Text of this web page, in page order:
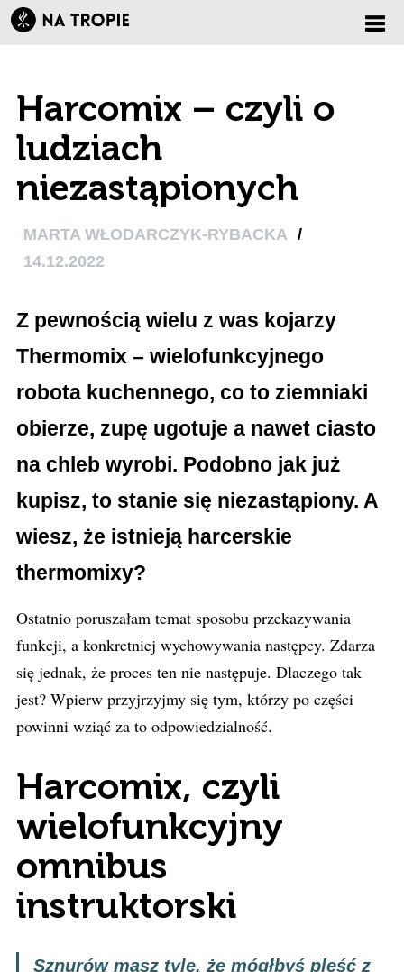
Harcomix – czyli o
ludziach
niezastąpionych
MARTA WŁODARCZYK-RYBACKA /
14.12.2022
Z pewnością wielu z was kojarzy
Thermomix – wielofunkcyjnego
robota kuchennego, co to ziemniaki
obierze, zupę ugotuje a nawet ciasto
na chleb wyrobi. Podobno jak już
kupisz, to stanie się niezastąpiony. A
wiesz, że istnieją harcerskie
thermomixy?
Ostatnio poruszałam temat sposobu przekazywania
funkcji, a konkretniej wychowywania następcy. Zdarza
się jednak, że proces ten nie następuje. Dlaczego tak
jest? Wpierw przyjrzyjmy się tym, którzy po części
powinni wziąć za to odpowiedzialność.
Harcomix, czyli
wielofunkcyjny
omnibus
instruktorski
Sznurów masz tyle, że mógłbyś pleść z